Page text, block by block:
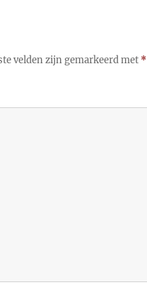
velden zijn gemarkeerd met *